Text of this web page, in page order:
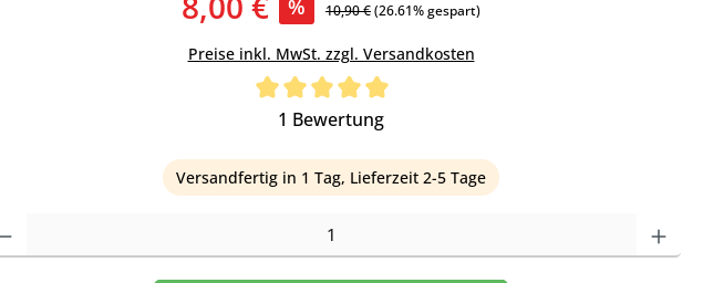
% 10,90 €(26.61% gespart)
Preise inkl. MwSt. zzgl. Versandkosten
Durchschnittliche Bewertung von 5 von 5 Sternen
1 Bewertung
Versandfertig in 1 Tag, Lieferzeit 2-5 Tage